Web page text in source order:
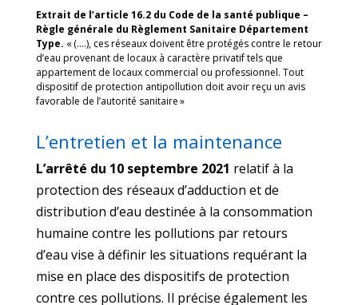
Extrait de l’article 16.2 du Code de la santé publique –
Règle générale du Règlement Sanitaire Département
Type. « (….), ces réseaux doivent être protégés contre le retour
d’eau provenant de locaux à caractère privatif tels que
appartement de locaux commercial ou professionnel. Tout
dispositif de protection antipollution doit avoir reçu un avis
favorable de l’autorité sanitaire »
L’entretien et la maintenance
L’arrêté du 10 septembre 2021 relatif à la
protection des réseaux d’adduction et de
distribution d’eau destinée à la consommation
humaine contre les pollutions par retours
d’eau vise à définir les situations requérant la
mise en place des dispositifs de protection
contre ces pollutions. Il précise également les